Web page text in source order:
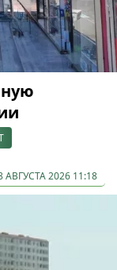
АВГУСТА 2026 11:18